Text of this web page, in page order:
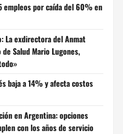
empleos por caída del 60% en
La exdirectora del Anmat
Salud Mario Lugones,
baja a 14% y afecta costos
en Argentina: opciones
con los años de servicio